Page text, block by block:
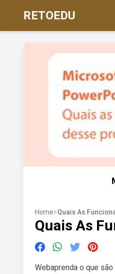
RETOEDU
Home>Quais As
Quais As
Webaprenda o que